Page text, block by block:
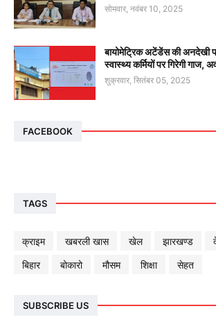
सोमवार, नवंबर 10, 2025
बायोमेट्रिक अटेंडेंस की अनदेखी
स्वास्थ्य कर्मियों पर गिरेगी गाज,
शुक्रवार, सितंबर 05, 2025
FACEBOOK
TAGS
क्राइम खबरली खास खेल झारखण्ड
बिहार
बोकारो मौसम शिक्षा सेहत
SUBSCRIBE US